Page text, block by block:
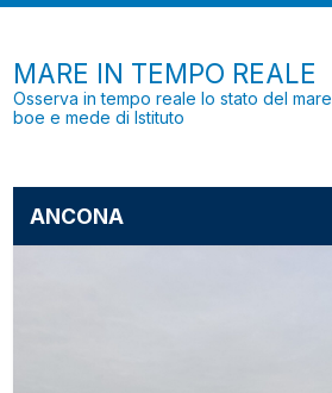
MARE IN TEMPO REALE
Osserva in tempo reale lo stato del
boe e mede di Istituto
ANCONA